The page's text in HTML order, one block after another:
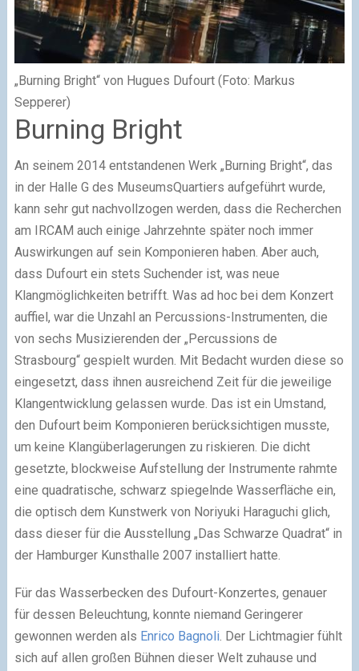
„Burning Bright“ von Hugues Dufourt (Foto: Markus
Sepperer)
Burning Bright
An seinem 2014 entstandenen Werk „Burning Bright“, das
in der Halle G des MuseumsQuartiers aufgeführt wurde,
kann sehr gut nachvollzogen werden, dass die Recherchen
am IRCAM auch einige Jahrzehnte später noch immer
Auswirkungen auf sein Komponieren haben. Aber auch,
dass Dufourt ein stets Suchender ist, was neue
Klangmöglichkeiten betrifft. Was ad hoc bei dem Konzert
auffiel, war die Unzahl an Percussions-Instrumenten, die
von sechs Musizierenden der „Percussions de
Strasbourg“ gespielt wurden. Mit Bedacht wurden diese so
eingesetzt, dass ihnen ausreichend Zeit für die jeweilige
Klangentwicklung gelassen wurde. Das ist ein Umstand,
den Dufourt beim Komponieren berücksichtigen musste,
um keine Klangüberlagerungen zu riskieren. Die dicht
gesetzte, blockweise Aufstellung der Instrumente rahmte
eine quadratische, schwarz spiegelnde Wasserfläche ein,
die optisch dem Kunstwerk von Noriyuki Haraguchi glich,
dass dieser für die Ausstellung „Das Schwarze Quadrat“ in
der Hamburger Kunsthalle 2007 installiert hatte.
Für das Wasserbecken des Dufourt-Konzertes, genauer
für dessen Beleuchtung, konnte niemand Geringerer
gewonnen werden als Enrico Bagnoli. Der Lichtmagier fühlt
sich auf allen großen Bühnen dieser Welt zuhause und